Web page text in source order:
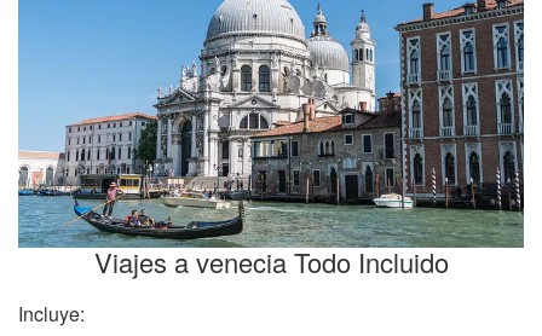
Viajes a venecia Todo Incluido
Incluye: